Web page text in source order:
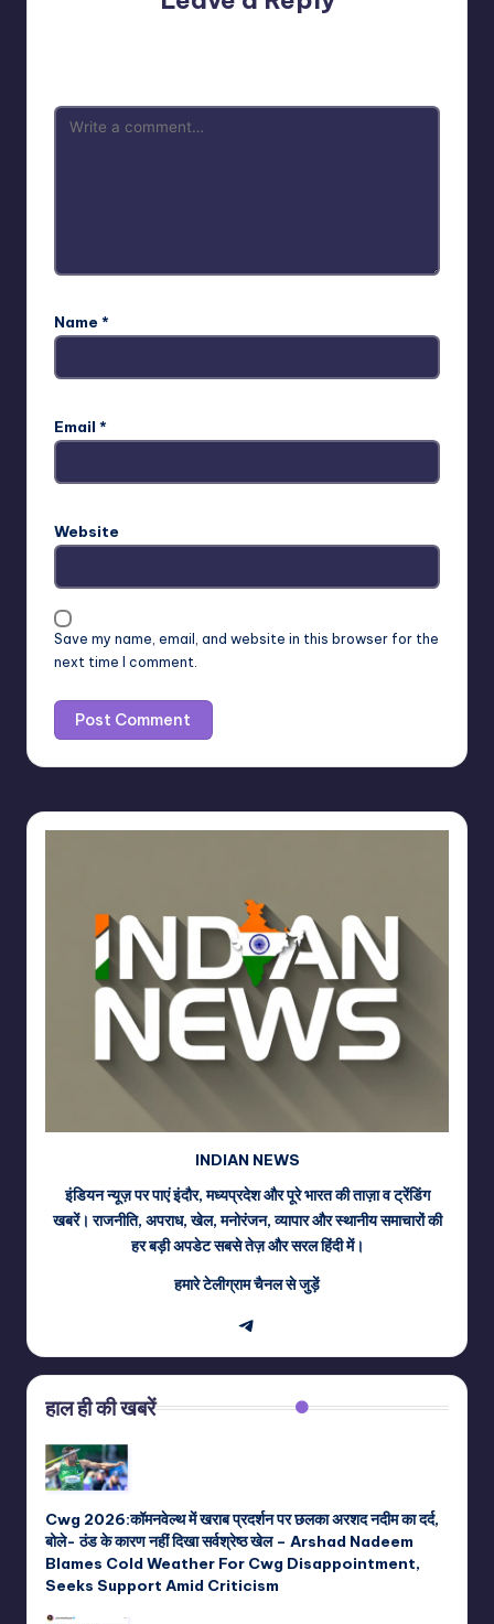
Name *
Email *
Website
Save my name, email, and website in this browser for the
next time I comment.
INDIAN NEWS
इंडियन न्यूज़ पर पाएं इंदौर, मध्यप्रदेश और पूरे भारत की ताज़ा व ट्रेंडिंग
खबरें। राजनीति, अपराध, खेल, मनोरंजन, व्यापार और स्थानीय समाचारों की
हर बड़ी अपडेट सबसे तेज़ और सरल हिंदी में।
हमारे टेलीग्राम चैनल से जुड़ें
Telegram
हाल ही की खबरें
Cwg 2026:कॉमनवेल्थ में खराब प्रदर्शन पर छलका अरशद नदीम का दर्द,
बोले- ठंड के कारण नहीं दिखा सर्वश्रेष्ठ खेल – Arshad Nadeem
Blames Cold Weather For Cwg Disappointment,
Seeks Support Amid Criticism